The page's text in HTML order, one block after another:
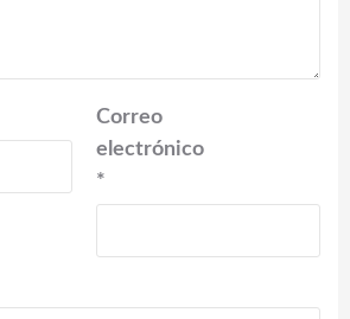
Correo
electrónico
*